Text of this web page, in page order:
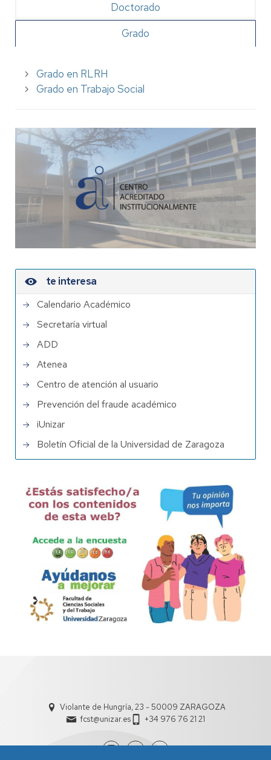
Grado
Doctorado
Grado en RLRH
Grado en Trabajo Social
te interesa
Calendario Académico
Secretaría virtual
ADD
Atenea
Centro de atención al usuario
Prevención del fraude académico
iUnizar
Boletín Oficial de la Universidad de Zaragoza
Violante de Hungría, 23 - 50009 ZARAGOZA
fcst@unizar.es
+34 976 76 21 21